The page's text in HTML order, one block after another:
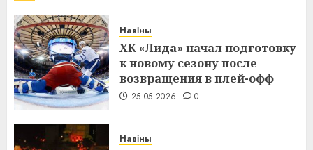
Навіны
ХК «Лида» начал подготовку
к новому сезону после
возвращения в плей-офф
25.05.2026 0
Навіны